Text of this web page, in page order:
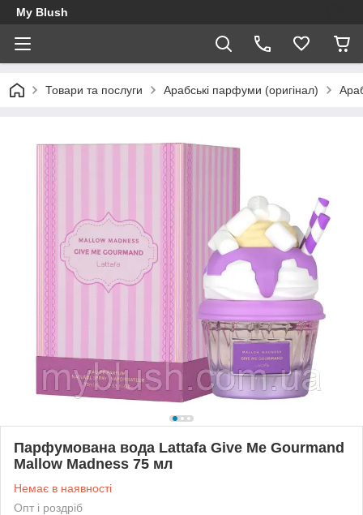
My Blush
Товари та послуги Арабські парфуми (оригінал)
Парфумована вода Lattafa Give Me Gourmand
Mallow Madness 75 мл
Немає в наявності
Опт і роздріб